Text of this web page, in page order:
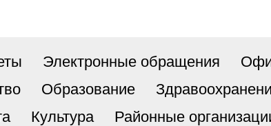
Электронные обращения
Образование
Культура Районные